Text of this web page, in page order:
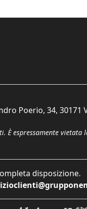
Poerio, 34, 30171
espressamente
disposizione.